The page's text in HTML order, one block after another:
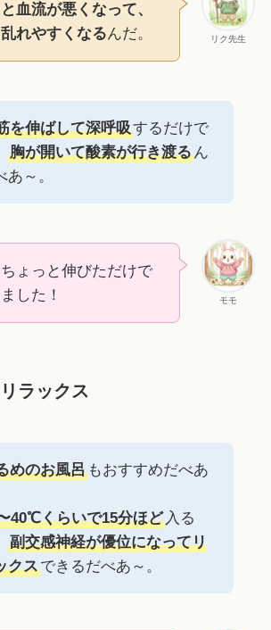
リク先生
血流が悪くなって、
れやすくなるんだ。
を伸ばして深呼吸するだけで
胸が開いて酸素が行き渡るん
あ～。
モモ
ょっと伸びただけで
した！
ラックス
めのお風呂もおすすめだべあ
40℃くらいで15分ほど入る
副交感神経が優位になってリ
クスできるだべあ～。